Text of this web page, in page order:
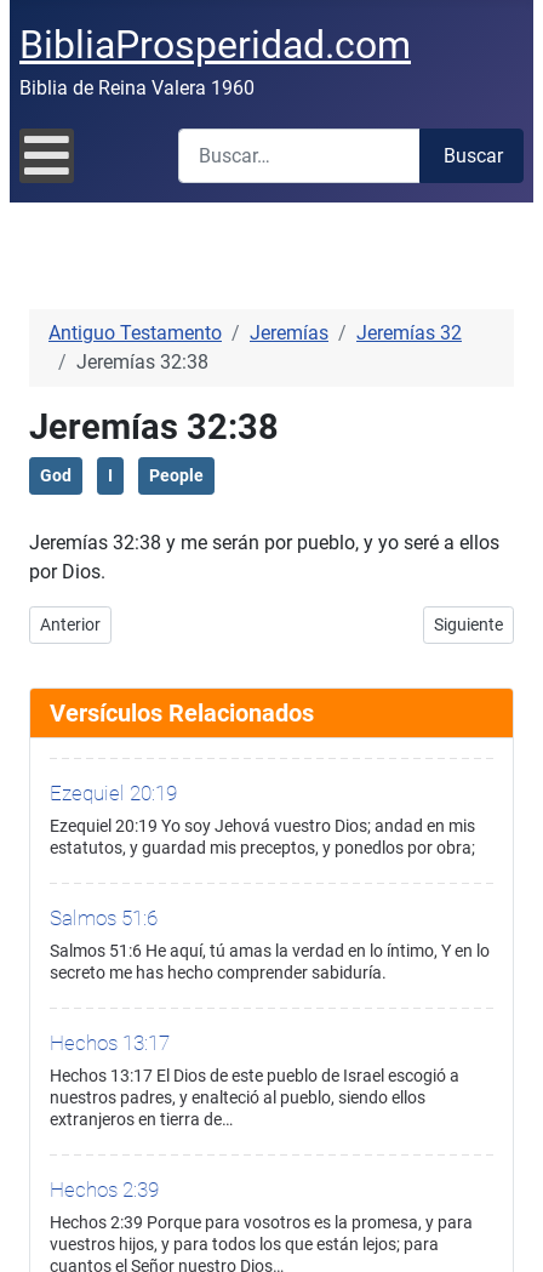
BibliaProsperidad.com
Biblia de Reina Valera 1960
Buscar
Buscar
Antiguo Testamento Jeremías
Jeremías 32
Jeremías 32:38
Jeremías 32:38
God I People
Jeremías 32:38 y me serán por pueblo, y yo seré a ellos
por Dios.
Artículo anterior: Jeremías 32:37
Anterior Artículo
Siguiente
Versículos Relacionados
Ezequiel 20:19
Ezequiel 20:19 Yo soy Jehová vuestro Dios; andad en mis
estatutos, y guardad mis preceptos, y ponedlos por obra;
Salmos 51:6
Salmos 51:6 He aquí, tú amas la verdad en lo íntimo, Y en lo
secreto me has hecho comprender sabiduría.
Hechos 13:17
Hechos 13:17 El Dios de este pueblo de Israel escogió a
nuestros padres, y enalteció al pueblo, siendo ellos
extranjeros en tierra de…
Hechos 2:39
Hechos 2:39 Porque para vosotros es la promesa, y para
vuestros hijos, y para todos los que están lejos; para
cuantos el Señor nuestro Dios…